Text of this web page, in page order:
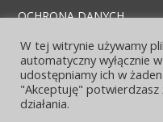
OCHRONA DANYCH
STRONA ARCHIWALNA
KONTAKT I LOKALIZACJA
W tej witrynie używamy
automatyczny wyłącznie
udostępniamy ich w
"Akceptuję" potwierdzasz
działania.